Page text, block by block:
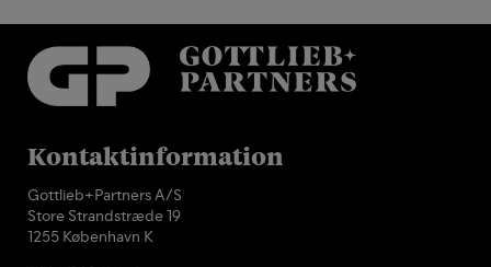
Kontaktinformation
Gottlieb+Partners A/S
Store Strandstræde 19
1255 København K